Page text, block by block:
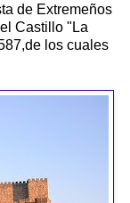
de Extremeños
Castillo "La
los cuales